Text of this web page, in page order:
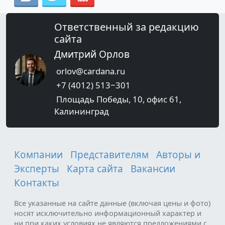
Ответственный за редакцию
сайта
Дмитрий Орлов
orlov@cardana.ru
+7 (4012) 513‒301
Площадь Победы, 10, офис 61,
Калининград
Компании Представителям
Авторы и
Эксперты
Карта сайта
Вакансии
Контакты
Все указанные на сайте данные (включая цены и фото)
носят исключительно информационный характер и
ни при каких условиях не являются предложениями с